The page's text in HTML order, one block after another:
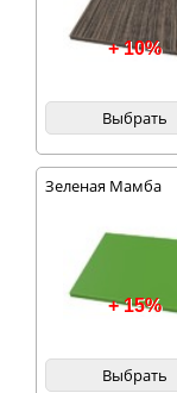
+ 10%
Выбрать
Зеленая Мамба
+ 15%
Выбрать